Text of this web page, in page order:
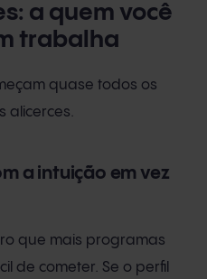
a quem você
trabalha
quase todos os
alicerces.
a intuição em vez
que mais programas
de cometer. Se o perfil